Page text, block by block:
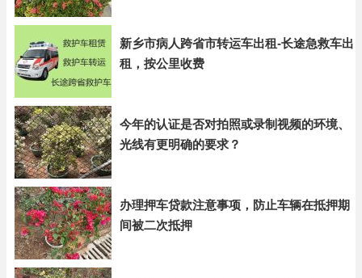
新乡市病人跨省市转运车出租-长途急救车出
租，按公里收费
今年的认证是否对拍照或录制视频的环境、
光线有更明确的要求？
办理押车贷款注意事项，防止车辆在抵押期
间被二次抵押